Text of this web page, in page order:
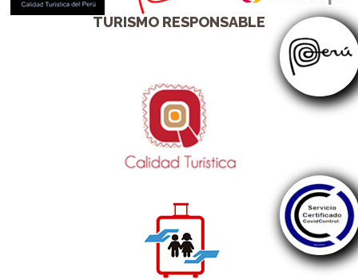
TURISMO RESPONSABLE